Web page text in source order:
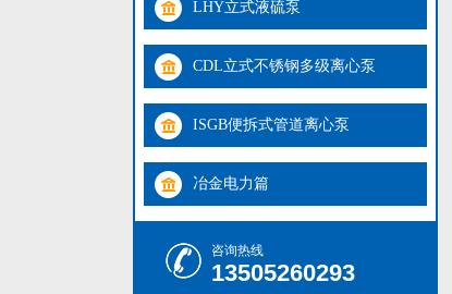
LHY立式液硫泵
CDL立式不锈钢多级离心泵
ISGB便拆式管道离心泵
冶金电力篇
咨询热线
13505260293